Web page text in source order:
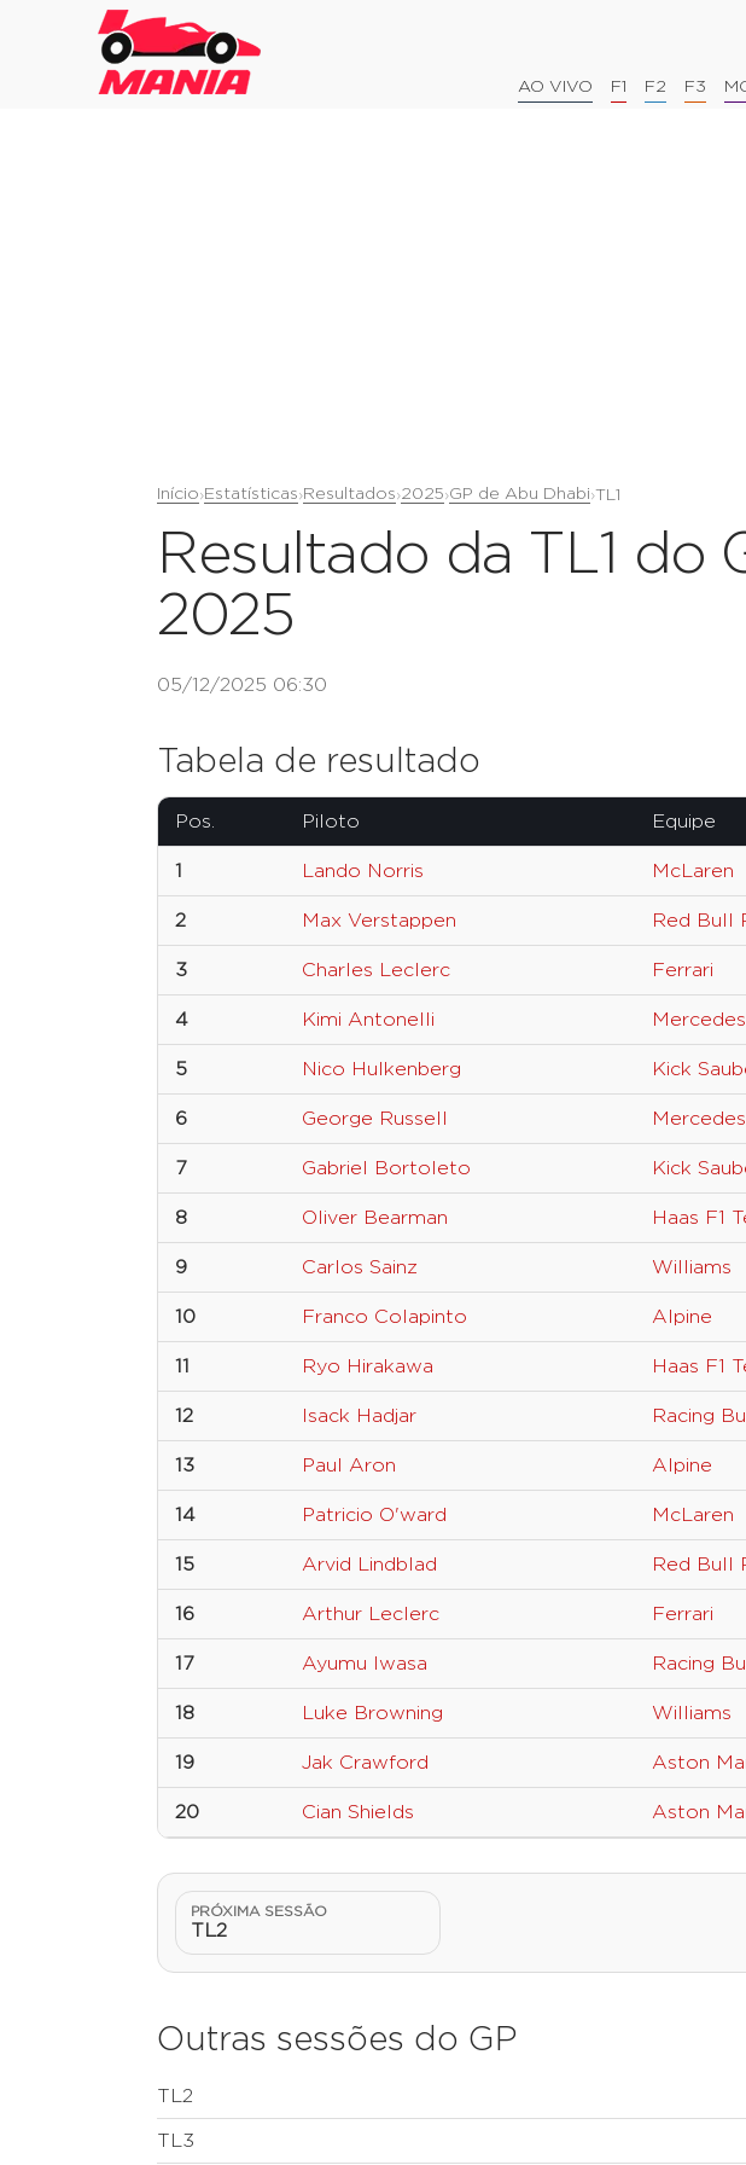
AO VIVO F1 F2 F3
Início›Estatísticas›Resultados›2025›GP de Abu Dhabi›TL1
Resultado da TL1 do
2025
05/12/2025 06:30
Tabela de resultado
Pos. Piloto Equipe
1 Lando Norris McLaren
2 Max Verstappen Red Bull
3 Charles Leclerc Ferrari
4 Kimi Antonelli Mercedes
5 Nico Hulkenberg Kick
6 George Russell Mercedes
7 Gabriel Bortoleto Kick
8 Oliver Bearman Haas F1
9 Carlos Sainz Williams
10 Franco Colapinto Alpine
11 Ryo Hirakawa Haas F1
12 Isack Hadjar Racing
13 Paul Aron Alpine
14 Patricio O'ward McLaren
15 Arvid Lindblad Red Bull
16 Arthur Leclerc Ferrari
17 Ayumu Iwasa Racing
18 Luke Browning Williams
19 Jak Crawford Aston
20 Cian Shields Aston
PRÓXIMA SESSÃO
TL2
Outras sessões do GP
TL2
TL3